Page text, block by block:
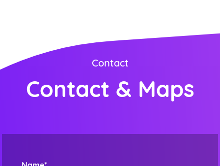
Contact
Contact & Maps
ORDER NOW